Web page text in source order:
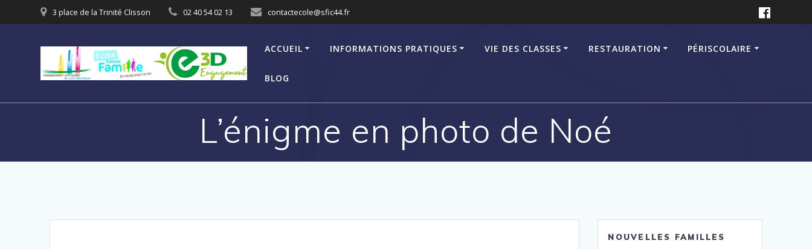
3 place de la Trinité Clisson 02 40 54 02 13 contactecole@sfic44.fr
ACCUEIL INFORMATIONS PRATIQUES VIE DES CLASSES RESTAURATION PÉRISCOLAIRE
BLOG
L’énigme en photo de Noé
NOUVELLES FAMILLES